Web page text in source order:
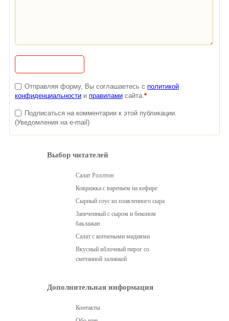
Отправляя форму, Вы соглашаетесь с политикой
конфиденциальности и правилами сайта. *
Подписаться на комментарии к этой публикации.
(Уведомления на e-mail)
Выбор читателей
Салат Роллтон
Коврижка с вареньем на кефире
Сырный соус из плавленного сыра
Запеченный с сыром и беконом
баклажан
Салат с копчеными мидиями
Вкусный яблочный пирог со
сметанной заливкой
Дополнительная информация
Контакты